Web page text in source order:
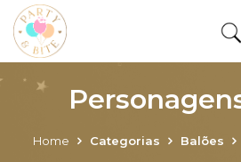
Home Categorias Balões